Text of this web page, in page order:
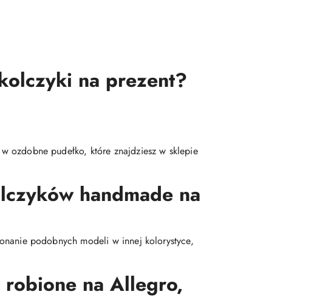
na prezent?
ozdobne pudełko, które znajdziesz w sklepie
handmade na
podobnych modeli w innej kolorystyce,
na Allegro,